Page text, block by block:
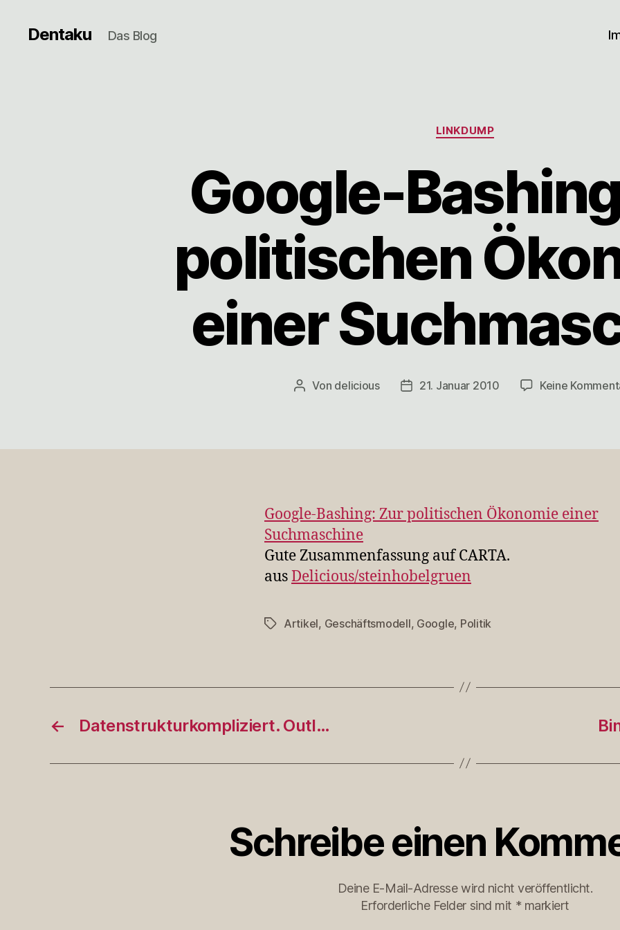
Dentaku Das Blog
Kategorien
LINKDUMP
Google-
politischen
einer
Beitragsautor
Von delicious Veröffentlichungsdatum
21. Januar 2010 Keine
Google-Bashing: Zur politischen Ökonomie einer
Suchmaschine
Gute Zusammenfassung auf CARTA.
ausDelicious/steinhobelgruen
Schlagwörter
Artikel, Geschäftsmodell, Google, Politik
← Datenstrukturkompliziert. Outl…
Schreibe einen
Deine E-Mail-Adresse wird nicht veröffentlicht.
Erforderliche Felder sind mit * markiert